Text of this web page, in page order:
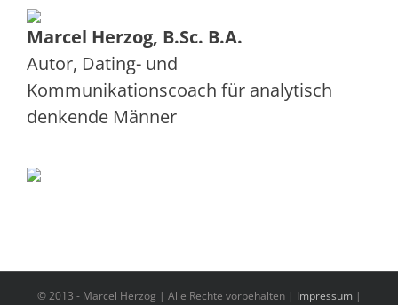
Marcel Herzog, B.Sc. B.A.
Autor, Dating- und
Kommunikationscoach füranalytisch
denkende Männer
© 2013 - Marcel Herzog | Alle Rechte vorbehalten | Impressum |